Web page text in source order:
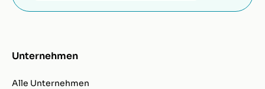
Unternehmen
Alle Unternehmen